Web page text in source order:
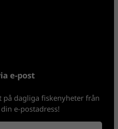
e-post
dagliga fiskenyheter från
e-postadress!